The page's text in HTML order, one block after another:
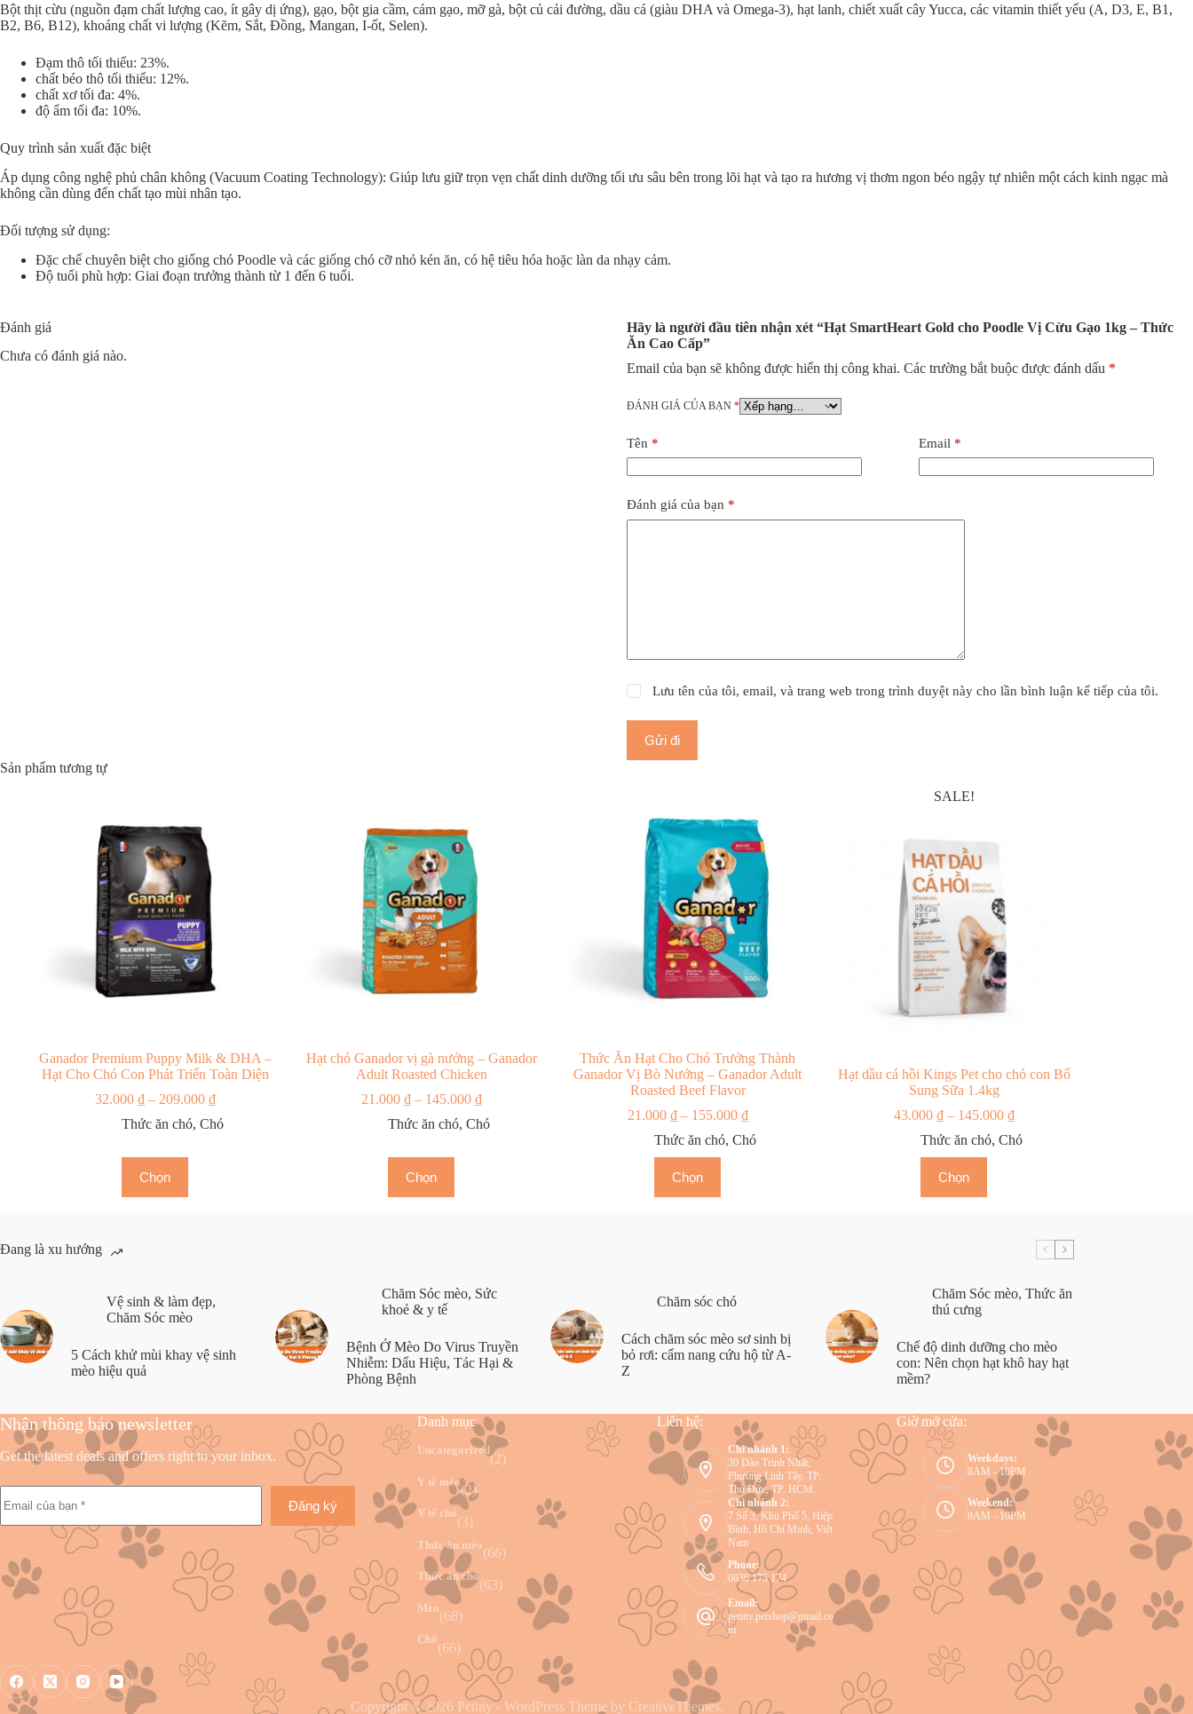
Bột thịt cừu (nguồn đạm chất lượng cao, ít gây dị ứng), gạo, bột gia cầm, cám gạo, mỡ gà, bột củ cải đường, dầu cá (giàu DHA và Omega-3), hạt lanh, chiết xuất cây Yucca, các vitamin thiết yếu (A, D3, E, B1,
B2, B6, B12), khoáng chất vi lượng (Kẽm, Sắt, Đồng, Mangan, I-ốt, Selen).
Đạm thô tối thiểu: 23%.
chất béo thô tối thiểu: 12%.
chất xơ tối đa: 4%.
độ ẩm tối đa: 10%.
Quy trình sản xuất đặc biệt
Áp dụng công nghệ phủ chân không (Vacuum Coating Technology): Giúp lưu giữ trọn vẹn chất dinh dưỡng tối ưu sâu bên trong lõi hạt và tạo ra hương vị thơm ngon béo ngậy tự nhiên một cách kinh ngạc mà
không cần dùng đến chất tạo mùi nhân tạo.
Đối tượng sử dụng:
Đặc chế chuyên biệt cho giống chó Poodle và các giống chó cỡ nhỏ kén ăn, có hệ tiêu hóa hoặc làn da nhạy cảm.
Độ tuổi phù hợp: Giai đoạn trưởng thành từ 1 đến 6 tuổi.
Đánh giá
Chưa có đánh giá nào.
Hãy là người đầu tiên nhận xét “Hạt SmartHeart Gold cho Poodle Vị Cừu Gạo 1kg – Thức
Ăn Cao Cấp”
Email của bạn sẽ không được hiển thị công khai. Các trường bắt buộc được đánh dấu *
ĐÁNH GIÁ CỦA BẠN *
Tên * Email *
Đánh giá của bạn *
Lưu tên của tôi, email, và trang web trong trình duyệt này cho lần bình luận kế tiếp của tôi.
Gửi đi
Sản phẩm tương tự
Ganador Premium Puppy Milk & DHA –
Hạt Cho Chó Con Phát Triển Toàn Diện
32.000 ₫ – 209.000 ₫
Thức ăn chó,Chó
Chọn
Hạt chó Ganador vị gà nướng – Ganador
Adult Roasted Chicken
21.000 ₫ – 145.000 ₫
Thức ăn chó,Chó
Chọn
Thức Ăn Hạt Cho Chó Trưởng Thành
Ganador Vị Bò Nướng – Ganador Adult
Roasted Beef Flavor
21.000 ₫ – 155.000 ₫
Thức ăn chó,Chó
Chọn
SALE!
Hạt dầu cá hồi Kings Pet cho chó con Bổ
Sung Sữa 1.4kg
43.000 ₫ – 145.000 ₫
Thức ăn chó,Chó
Chọn
Đang là xu hướng
Vệ sinh & làm đẹp,
Chăm Sóc mèo
5 Cách khử mùi khay vệ sinh
mèo hiệu quả
Chăm Sóc mèo, Sức
khoẻ & y tế
Bệnh Ở Mèo Do Virus Truyền
Nhiễm: Dấu Hiệu, Tác Hại &
Phòng Bệnh
Chăm sóc chó
Cách chăm sóc mèo sơ sinh bị
bỏ rơi: cẩm nang cứu hộ từ A-
Z
Chăm Sóc mèo, Thức ăn
thú cưng
Chế độ dinh dưỡng cho mèo
con: Nên chọn hạt khô hay hạt
mềm?
Nhận thông báo newsletter
Get the latest deals and offers right to your inbox.
Đăng ký
Danh mục
Uncategorized
(2)
Y tế mèo
(2)
Y tế chó
(3)
Thức ăn mèo
(66)
Thức ăn chó
(63)
Mèo
(68)
Chó
(66)
Liên hệ:
Chi nhánh 1:
30 Đào Trinh Nhất,
Phường Linh Tây, TP.
Thủ Đức, TP. HCM.
Chi nhánh 2:
7 Số 3, Khu Phố 5, Hiệp
Bình, Hồ Chí Minh, Việt
Nam
Phone:
0836 175 174
Email:
petiny.petshop@gmail.co
m
Giờ mở cửa:
Weekdays:
8AM - 10PM
Weekend:
8AM - 10PM
Copyright © 2026 Petiny - WordPress Theme by CreativeThemes.